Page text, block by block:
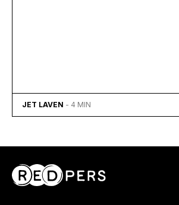
JET LAVEN - 4 MIN